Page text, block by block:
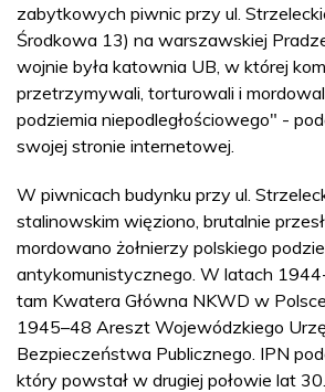
zabytkowych piwnic przy ul.
Środkowa 13) na warszawskiej
wojnie była katownia UB, w której
przetrzymywali, torturowali i
podziemia niepodległościowego" -
swojej stronie internetowej.
W piwnicach budynku przy ul.
stalinowskim więziono, brutalnie
mordowano żołnierzy polskiego
antykomunistycznego. W latach
tam Kwatera Główna NKWD w
1945–48 Areszt Wojewódzkiego
Bezpieczeństwa Publicznego. IPN
który powstał w drugiej połowie lat